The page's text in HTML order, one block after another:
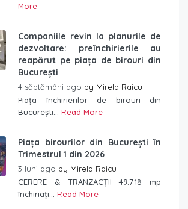
More
Companiile revin la planurile de
dezvoltare: preînchirierile au
reapărut pe piața de birouri din
București
4 săptămâni ago by Mirela Raicu
Piața închirierilor de birouri din
București... Read More
Piața birourilor din București în
Trimestrul 1 din 2026
3 luni ago by Mirela Raicu
CERERE & TRANZACȚII 49.718 mp
închiriați... Read More